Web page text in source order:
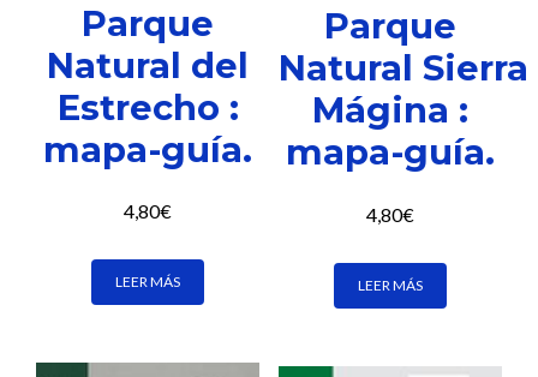
Parque
Natural del
Estrecho :
mapa-guía.
4,80€
LEER MÁS
Parque
Natural Sierra
Mágina :
mapa-guía.
4,80€
LEER MÁS